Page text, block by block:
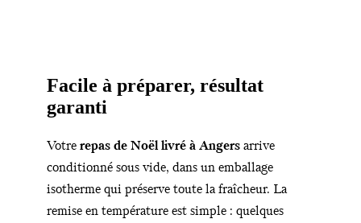
Facile à préparer, résultat
garanti
Votrerepas de Noël livré à Angersarrive
conditionné sous vide, dans un emballage
isotherme qui préserve toute la fraîcheur. La
remise en température est simple : quelques